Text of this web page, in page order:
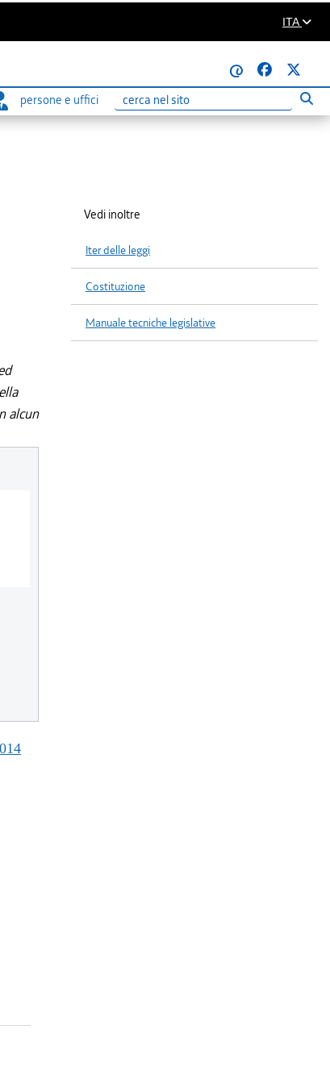
ITA
@
persone e uffici
Ricerca
alcun
Vedi inoltre
Iter delle leggi
Costituzione
Manuale tecniche legislative